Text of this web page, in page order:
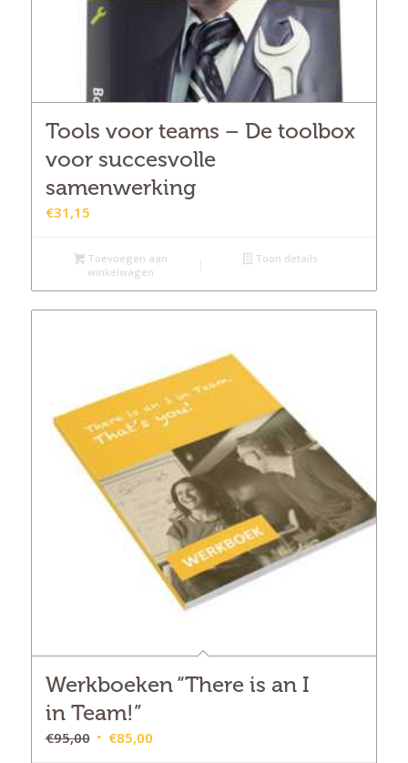
Tools voor teams – De toolbox
voor succesvolle
samenwerking
€31,15
Toevoegen aan
winkelwagen
Toon details
Werkboeken “There is an I
in Team!”
€95,00 Oorspronkelijke
€85,00Huidige